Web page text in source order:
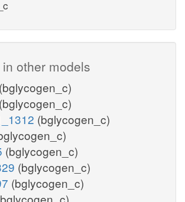
other models
(bglycogen_c)
(bglycogen_c)
(bglycogen_c)
(bglycogen_c)
(bglycogen_c)
(bglycogen_c)